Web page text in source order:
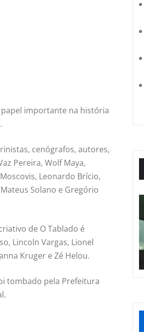
importante na história
cenógrafos, autores,
Pereira, Wolf Maya,
Leonardo Brício,
Solano e Gregório
de O Tablado é
Lincoln Vargas, Lionel
Kruger e Zé Helou.
tombado pela Prefeitura